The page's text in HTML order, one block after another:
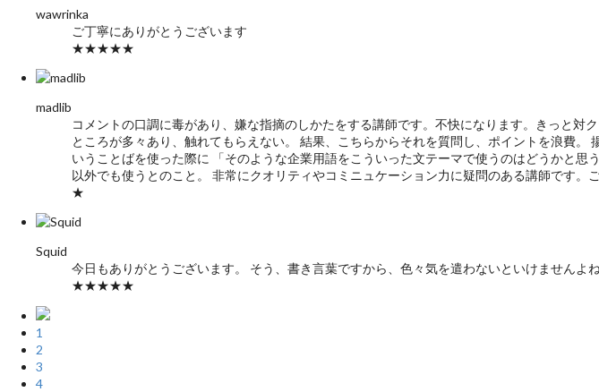
wawrinka
ご丁寧にありがとうございます
★★★★★
madlib
コメントの口調に毒があり、嫌な指摘のしかたをする講師です。不快になります。きっと
ところが多々あり、触れてもらえない。 結果、こちらからそれを質問し、ポイントを浪費
いうことばを使った際に 「そのような企業用語をこういった文テーマで使うのはどうかと
以外でも使うとのこと。 非常にクオリティやコミニュケーション力に疑問のある講師です。ご
★
Squid
今日もありがとうございます。 そう、書き言葉ですから、色々気を遣わないといけませんよね
★★★★★
1
2
3
4